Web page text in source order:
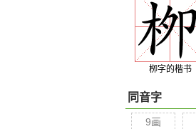
栁字的楷书
同音字
9画